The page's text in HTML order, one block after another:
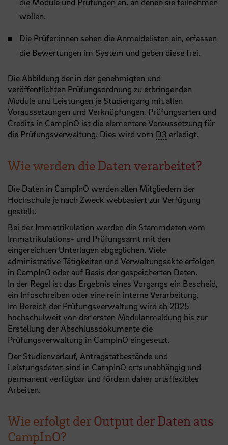
wollen.
Die Prüfer:innen sehen die Anmeldelisten ein, erfassen
die Bewertungen im System und geben diese frei.
Die Abbildung der in der genehmigten und
veröffentlichten Prüfungsordnung zu erbringenden
Module und Leistungen je Studiengang mit allen
Voraussetzungen und Verknüpfungen, Prüfungsarten und
Credits in CampInO ist die elementare Voraussetzung für
die Prüfungsverwaltung. Dies wird vom D3 erledigt.
Wie werden die Daten verarbeitet?
Die Daten in CampInO werden allen Mitgliedern der
Hochschule je nach Zweck webbasiert zur Verfügung
gestellt.
Bei der Immatrikulation werden die Stammdaten vom
Immatrikulations- und Prüfungsamt mit den
eingereichten Unterlagen abgeglichen. Viele
administrative Tätigkeiten und Verwaltungsakte erfolgen
in CampInO oder auf Basis der gespeicherten Daten.
In der Regel ist das Ergebnis eines Vorgangs ein Bescheid,
ein Infoschreiben oder eine rein interne Verarbeitung.
Im Bereich der Prüfungsverwaltung wird ab 2025
hochschulweit von der ersten Modulanmeldung bis zur
Erstellung der Abschlussdokumente die
Prüfungsverwaltung in CampInO eingesetzt.
Der Studienverlauf, Antragstatbestände und
Leistungsdaten sind in CampInO ortsunabhängig und
permanent verfügbar und fördern daher ortsflexibles
Arbeiten.
Wie erfolgt der Output der Daten aus
CampInO?